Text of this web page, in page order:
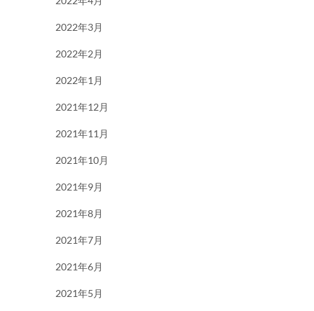
2022年3月
2022年2月
2022年1月
2021年12月
2021年11月
2021年10月
2021年9月
2021年8月
2021年7月
2021年6月
2021年5月